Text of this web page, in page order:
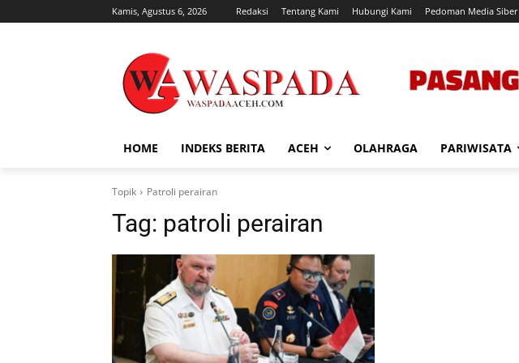
Kamis, Agustus 6, 2026 Redaksi Tentang Kami Hubungi Kami Pedoman Media Siber
HOME INDEKS BERITA ACEH OLAHRAGA PARIWISATA
Topik Patroli perairan
Tag: patroli perairan